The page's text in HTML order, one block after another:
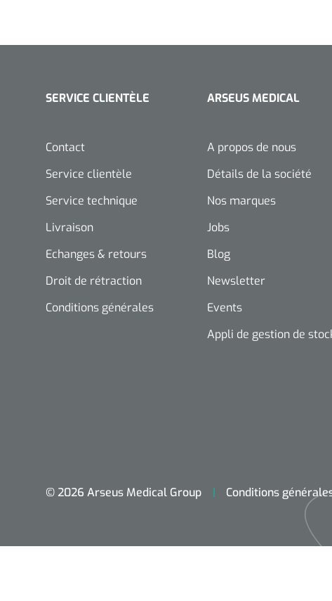
SERVICE CLIENTÈLE
Contact
Service clientèle
Service technique
Livraison
Echanges & retours
Droit de rétraction
Conditions générales
ARSEUS MEDICAL
A propos de nous
Détails de la société
Nos marques
Jobs
Blog
Newsletter
Events
Appli de gestion de
© 2026 Arseus Medical Group Conditions